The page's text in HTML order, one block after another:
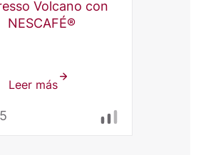
Volcano con
NESCAFÉ®
Leer mássobre
Volcano